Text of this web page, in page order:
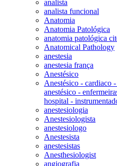
analista
analista funcional
Anatomia
Anatomia Patológica
anatomia patológica
Anatomical Pathology
anestesia
anestesia frança
Anestésico
Anestésico - cardiaco
anestésico -
hospital -
anestesiologia
Anestesiologista
anestesiologo
Anestesista
anestesistas
Anesthesiologist
angiografia